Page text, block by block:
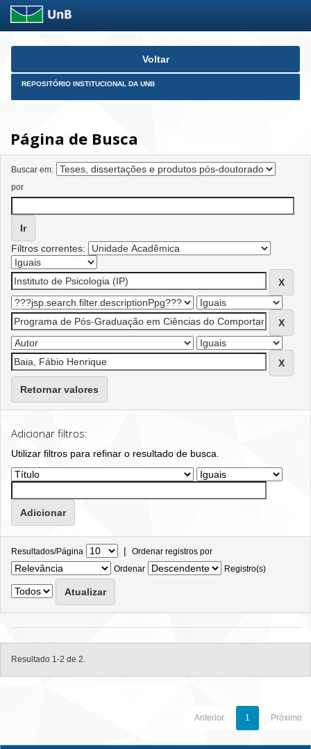
Skip
Voltar
REPOSITÓRIO INSTITUCIONAL DA UNB
Página de Busca
Buscar em:
por
Filtros correntes:
Retornar valores
Adicionar filtros:
Utilizar filtros para refinar o resultado de busca.
Resultados/Página | Ordenar registros por
Ordenar
Registro(s)
Resultado 1-2 de 2.
Anterior 1 Próximo